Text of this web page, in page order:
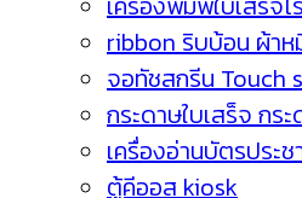
ribbon ริบบ้อน ผ้า
จอทัชสกรีน Touch
กระดาษใบเสร็จ กร
เครื่องอ่านบัตรประช
ตู้คีออส kiosk